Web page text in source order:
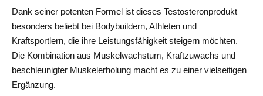
Dank seiner potenten Formel ist dieses Testosteronprodukt
besonders beliebt bei Bodybuildern, Athleten und
Kraftsportlern, die ihre Leistungsfähigkeit steigern möchten.
Die Kombination aus Muskelwachstum, Kraftzuwachs und
beschleunigter Muskelerholung macht es zu einer vielseitigen
Ergänzung.